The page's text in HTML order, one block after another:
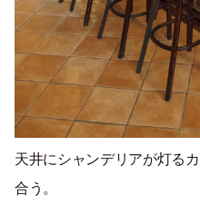
天井にシャンデリアが灯る
合う。